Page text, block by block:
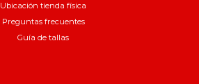
Ubicación tienda física
Preguntas frecuentes
Guía de tallas